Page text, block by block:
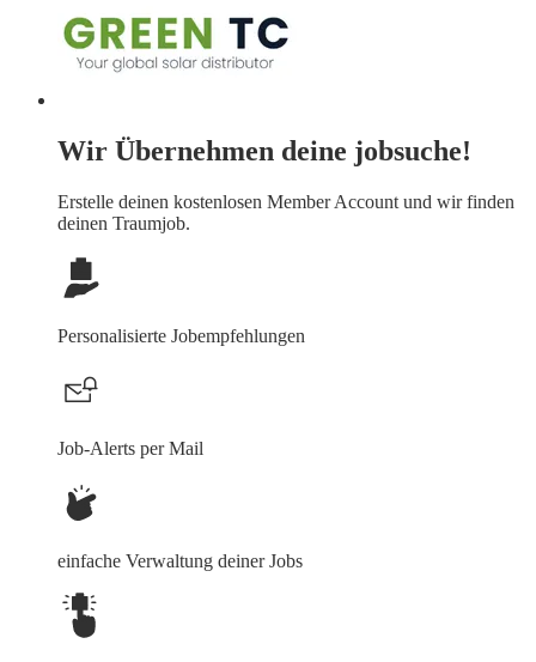
Wir Übernehmen deine jobsuche!
Erstelle deinen kostenlosen Member Account und wir finden
deinen Traumjob.
Personalisierte Jobempfehlungen
Job-Alerts per Mail
einfache Verwaltung deiner Jobs